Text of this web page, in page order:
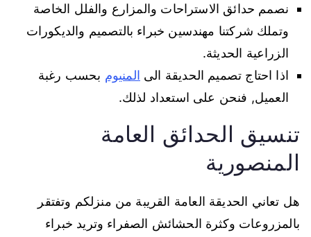
نصمم حدائق الاستراحات والمزارع والفلل الخاصة
وتملك شركتنا مهندسين خبراء بالتصميم والديكورات
الزراعية الحديثة.
اذا احتاج تصميم الحديقة الى المنيوم بحسب رغبة
العميل, فنحن على استعداد لذلك.
تنسيق الحدائق العامة
المنصورية
هل تعاني الحديقة العامة القريبة من منزلكم وتفتقر
بالمزروعات وكثرة الحشائش الصفراء وتريد خبراء